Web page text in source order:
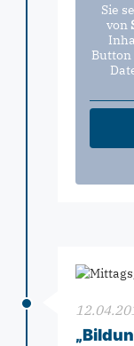
Sie
von
Button